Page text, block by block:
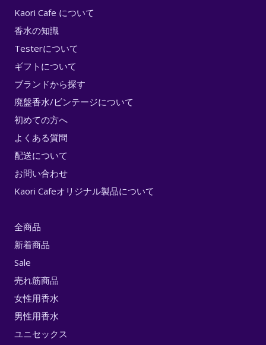
Kaori Cafe について
香水の知識
Testerについて
ギフトについて
ブランドから探す
廃盤香水/ビンテージについて
初めての方へ
よくある質問
配送について
お問い合わせ
Kaori Cafeオリジナル製品について
全商品
新着商品
Sale
売れ筋商品
女性用香水
男性用香水
ユニセックス